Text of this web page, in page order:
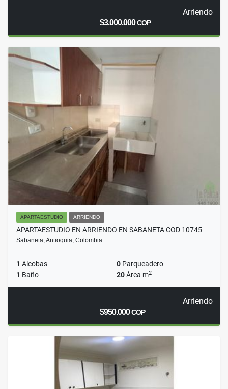
Arriendo
$3.000.000COP
APARTAESTUDIO ARRIENDO
APARTAESTUDIO EN ARRIENDO EN SABANETA COD 10745
Sabaneta, Antioquia, Colombia
1 Alcobas 0 Parqueadero
1 Baño 20Área m2
Arriendo
$950.000COP